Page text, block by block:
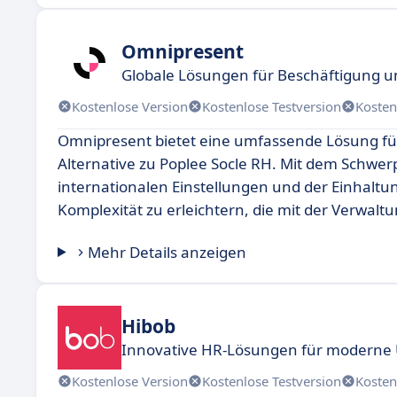
Omnipresent
Globale Lösungen für Beschäftigung
Kostenlose Version Kostenlose Testversion
Omnipresent bietet eine umfassende Lösung
Alternative zu Poplee Socle RH. Mit dem
internationalen Einstellungen und der
Komplexität zu erleichtern, die mit der
Mehr Details anzeigen
Hibob
Innovative HR-Lösungen für
Kostenlose Version Kostenlose Testversion